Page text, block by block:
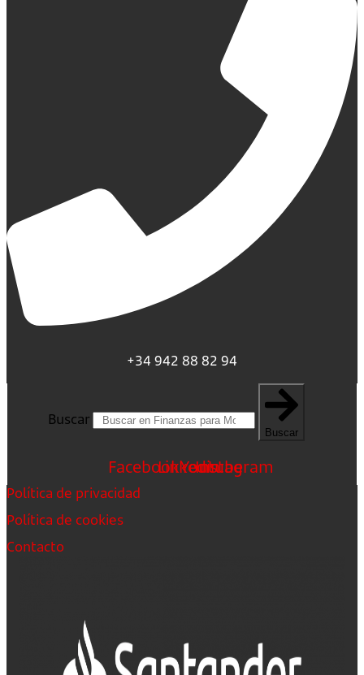
+34 942 88 82 94
Buscar
Buscar
FacebookLinkedin
Youtube
Instagram
Política de privacidad
Política de cookies
Contacto